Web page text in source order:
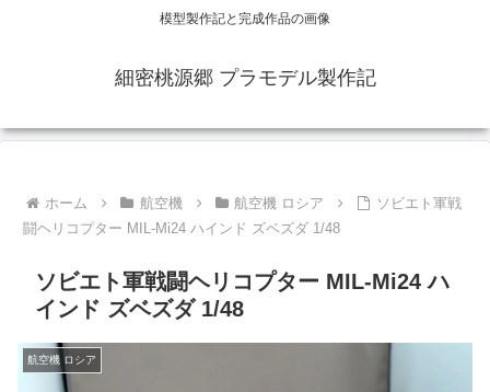
模型製作記と完成作品の画像
細密桃源郷 プラモデル製作記
ホーム 航空機 航空機 ロシア
ソビエト軍戦
闘ヘリコプター MIL-Mi24 ハインド ズベズダ 1/48
ソビエト軍戦闘ヘリコプター MIL-Mi24 ハ
インド ズベズダ 1/48
航空機 ロシア